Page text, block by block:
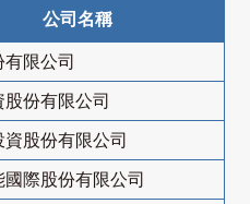
公司名稱
限公司
份有限公司
股份有限公司
國際股份有限公司